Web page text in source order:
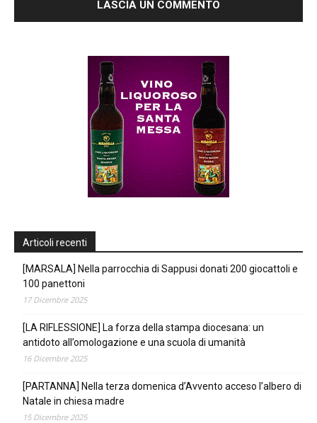
Articoli recenti
[MARSALA] Nella parrocchia di Sappusi donati 200 giocattoli e
100 panettoni
17 Dicembre 2025
[LA RIFLESSIONE] La forza della stampa diocesana: un
antidoto all’omologazione e una scuola di umanità
16 Dicembre 2025
[PARTANNA] Nella terza domenica d’Avvento acceso l’albero di
Natale in chiesa madre
15 Dicembre 2025